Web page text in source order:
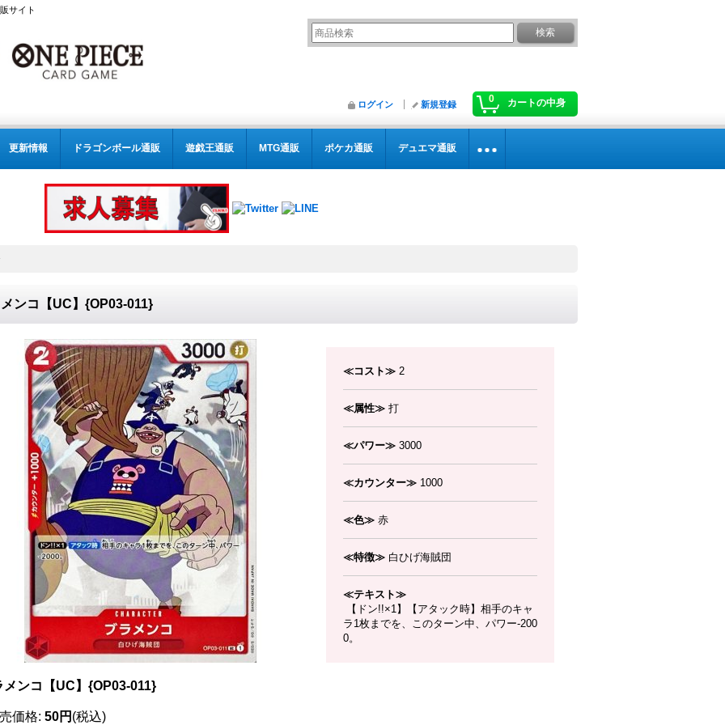
サイト
0 カートの中身
ログイン 新規登録
更新情報 ドラゴンボール通販 遊戯王通販 MTG通販 ポケカ通販 デュエマ通販
ンコ【UC】{OP03-011}
≪コスト≫ 2
≪属性≫ 打
≪パワー≫ 3000
≪カウンター≫ 1000
≪色≫ 赤
≪特徴≫ 白ひげ海賊団
≪テキスト≫
【ドン!!×1】【アタック時】相手のキャ
ラ1枚までを、このターン中、パワー-200
0。
メンコ【UC】{OP03-011}
価格: 50円 (税込)